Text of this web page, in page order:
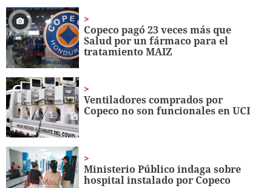
29
seconds
Copeco pagó 23 veces más que
Salud por un fármaco para el
tratamiento MAIZ
Ventiladores comprados por
Copeco no son funcionales en UCI
Ministerio Público indaga sobre
hospital instalado por Copeco